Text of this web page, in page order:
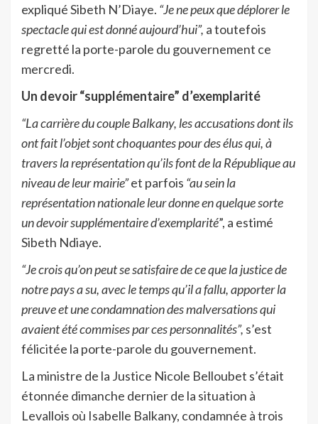
expliqué Sibeth N’Diaye. “Je ne peux que déplorer le
spectacle qui est donné aujourd’hui”, a toutefois
regretté la porte-parole du gouvernement ce
mercredi.
Un devoir “supplémentaire” d’exemplarité
“La carrière du couple Balkany, les accusations dont ils
ont fait l’objet sont choquantes pour des élus qui, à
travers la représentation qu’ils font de la République au
niveau de leur mairie”et parfois “au sein la
représentation nationale leur donne en quelque sorte
un devoir supplémentaire d’exemplarité”, a estimé
Sibeth Ndiaye.
“Je crois qu’on peut se satisfaire de ce que la justice de
notre pays a su, avec le temps qu’il a fallu, apporter la
preuve et une condamnation des malversations qui
avaient été commises par ces personnalités”, s’est
félicitée la porte-parole du gouvernement.
La ministre de la Justice Nicole Belloubet s’était
étonnée dimanche dernier de la situation à
Levallois où Isabelle Balkany, condamnée à trois